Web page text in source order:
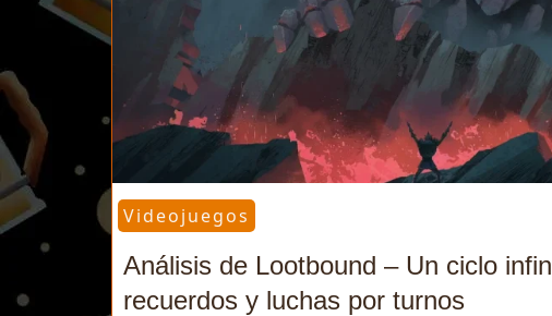
Videojuegos
Análisis de Lootbound – Un ciclo
recuerdos y luchas por turnos